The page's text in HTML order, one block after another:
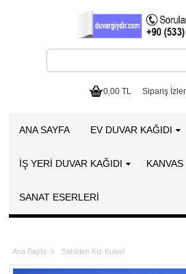
0,00 TL Sipariş
ANA SAYFA EV DUVAR KAĞIDI
İŞ YERİ DUVAR KAĞIDI
SANAT ESERLERI
Ana Sayfa » Sahilden Kız Kulesi